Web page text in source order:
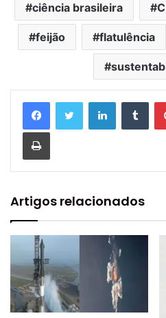
ciência brasileira
feijão flatulência
Artigos relacionados